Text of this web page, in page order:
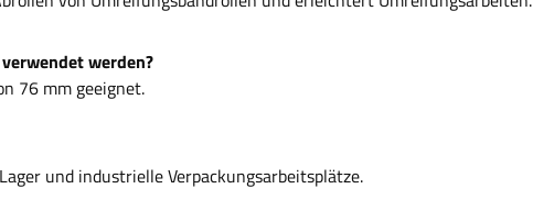
werden?
76 mm geeignet.
und industrielle Verpackungsarbeitsplätze.